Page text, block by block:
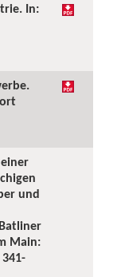
In:
und
Main: